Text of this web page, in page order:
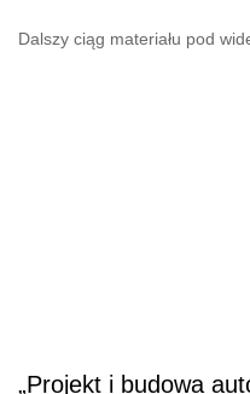
Dalszy ciąg materiału pod
„Projekt i budowa